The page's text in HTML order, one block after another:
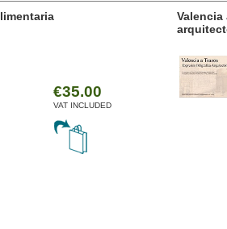
Valencia a trazos: expresión poligráfica